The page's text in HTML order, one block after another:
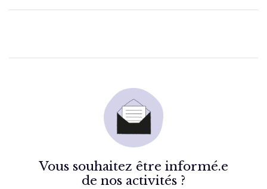
Vous souhaitez être informé.e
de nos activités ?